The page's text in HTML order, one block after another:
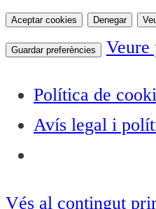
Aceptar cookies Denegar
Guardar preferències Veure
Política de
Avís legal i
Vés al contingut